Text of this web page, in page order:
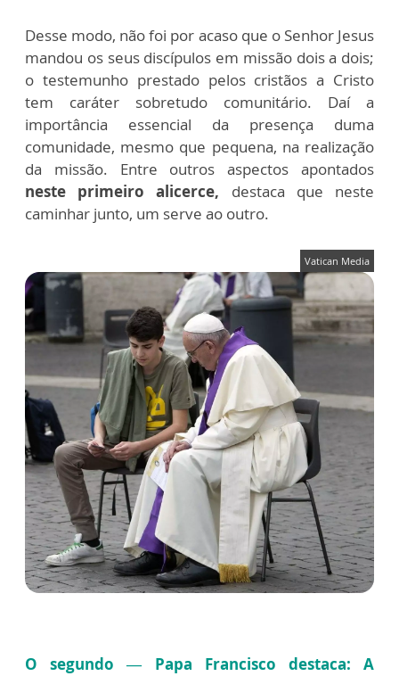
Desse modo, não foi por acaso que o Senhor Jesus
mandou os seus discípulos em missão dois a dois;
o testemunho prestado pelos cristãos a Cristo
tem caráter sobretudo comunitário. Daí a
importância essencial da presença duma
comunidade, mesmo que pequena, na realização
da missão. Entre outros aspectos apontados
neste primeiro alicerce, destaca que neste
caminhar junto, um serve ao outro.
Vatican Media
O segundo — Papa Francisco destaca: A